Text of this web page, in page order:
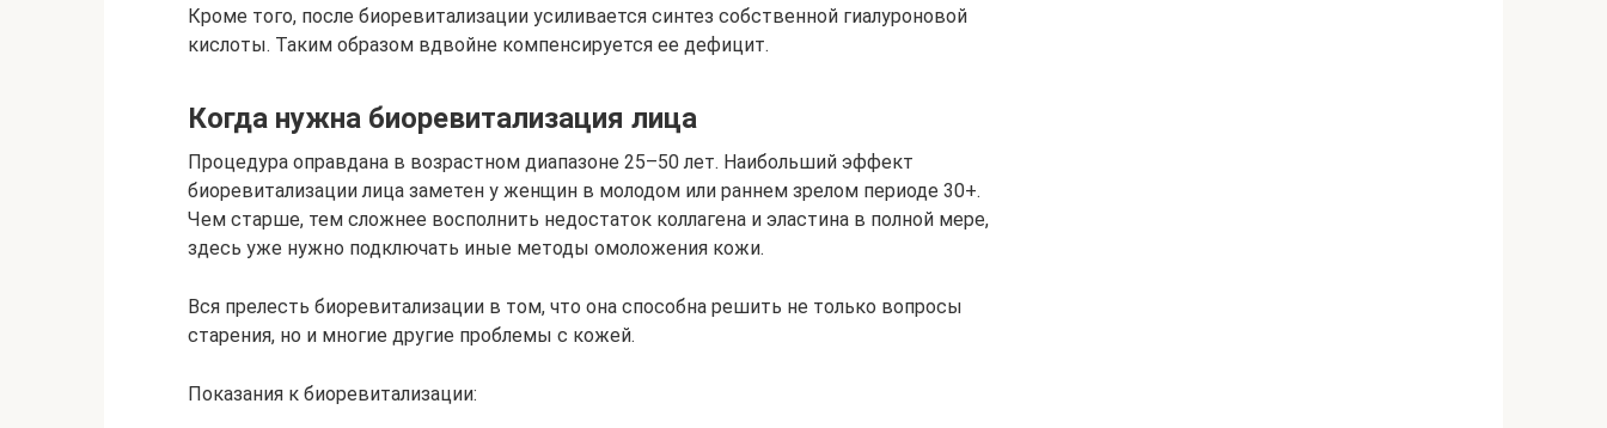
Кроме того, после биоревитализации усиливается синтез собственной гиалуроновой
кислоты. Таким образом вдвойне компенсируется ее дефицит.
Когда нужна биоревитализация лица
Процедура оправдана в возрастном диапазоне 25–50 лет. Наибольший эффект
биоревитализации лица заметен у женщин в молодом или раннем зрелом периоде 30+.
Чем старше, тем сложнее восполнить недостаток коллагена и эластина в полной мере,
здесь уже нужно подключать иные методы омоложения кожи.
Вся прелесть биоревитализации в том, что она способна решить не только вопросы
старения, но и многие другие проблемы с кожей.
Показания к биоревитализации: